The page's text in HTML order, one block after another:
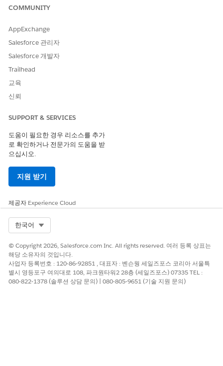
COMMUNITY
AppExchange
Salesforce 관리자
Salesforce 개발자
Trailhead
교육
신뢰
SUPPORT & SERVICES
도움이 필요한 경우 리소스를 추가
로 확인하거나 전문가의 도움을 받
으십시오.
지원 받기
제공자 Experience Cloud
한국어
© Copyright 2026, Salesforce.com Inc. All rights reserved. 여러 등록 상표는
해당 소유자의 것입니다.
사업자 등록번호 : 120-86-92851 , 대표자 : 벤슨웡 세일즈포스 코리아 서울특
별시 영등포구 여의대로 108, 파크원타워2 28층 (세일즈포스) 07335 TEL :
080-822-1378 (솔루션 상담 문의) | 080-805-9651 (기술 지원 문의)